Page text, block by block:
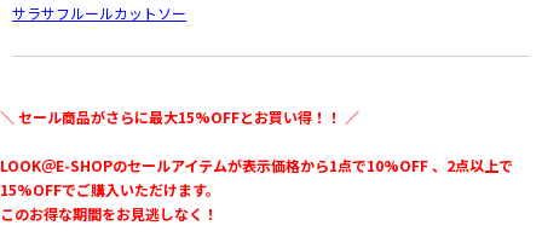
サラサフルールカットソー
＼ セール商品がさらに最大15%OFFとお買い得！！ ／
LOOK＠E-SHOPのセールアイテムが表示価格から1点で10%OFF 、2点以上で
15%OFFでご購入いただけます。
このお得な期間をお見逃しなく！